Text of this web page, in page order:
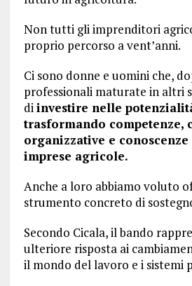
Non tutti gli imprenditori
proprio percorso a vent’anni.
Ci sono donne e uomini che,
professionali maturate in altri
diinvestire nelle
trasformando competenze,
organizzative e
imprese agricole.
Anche a loro abbiamo voluto
strumento concreto di
Secondo Cicala, il bando
ulteriore risposta ai
il mondo del lavoro e i sistemi